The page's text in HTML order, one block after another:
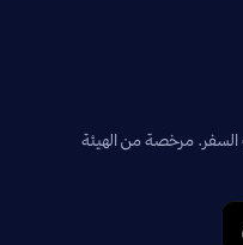
مرخصة من الهيئة